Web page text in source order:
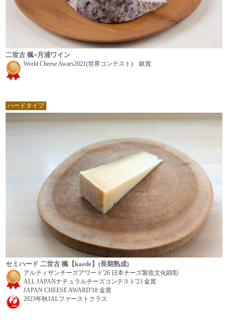
二世古 楓×月浦ワイン
World Cheese Awars2021(世界コンテスト) 銀賞
ハードタイプ
セミハード 二世古 楓【kaede】(長期熟成)
アルティザンチーズアワード'26 日本チーズ製造文化顕彰
ALL JAPANナチュラルチーズコンテスト'23 金賞
JAPAN CHEESE AWARD'18 金賞
2023年秋JALファーストクラス